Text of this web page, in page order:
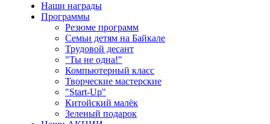
Наши награды
Программы
Резюме программ
Семьи детям на Байкале
Трудовой десант
"Ты не одна!"
Компьютерный класс
Творческие мастерские
"Start-Up"
Китойский малёк
Зеленый подарок